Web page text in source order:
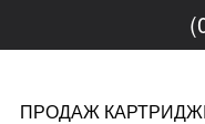
ПРОДАЖ